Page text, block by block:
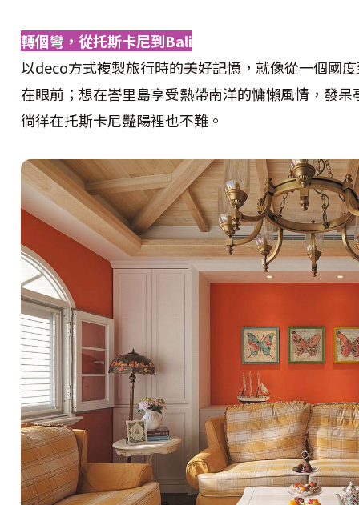
轉個彎，從托斯卡尼到Bali
以deco方式複製旅行時的美好記憶，就像從一個國
在眼前；想在峇里島享受熱帶南洋的慵懶風情，發
徜徉在托斯卡尼豔陽裡也不難。